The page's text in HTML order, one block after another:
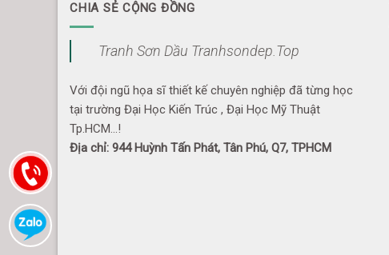
CHIA SẺ CỘNG ĐỒNG
Tranh Sơn Dầu Tranhsondep.Top
Với đội ngũ họa sĩ thiết kế chuyên nghiệp đã từng học
tại trường Đại Học Kiến Trúc , Đại Học Mỹ Thuật
Tp.HCM...!
Địa chỉ: 944 Huỳnh Tấn Phát, Tân Phú, Q7, TPHCM